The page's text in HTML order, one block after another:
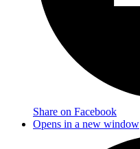
Share on Facebook
Opens in a new window